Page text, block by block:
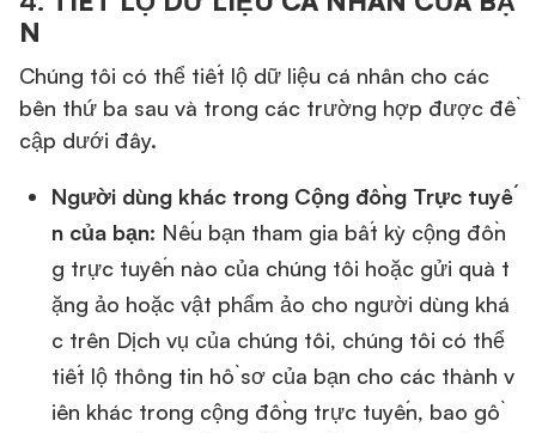
N
Chúng tôi có thể tiết lộ dữ liệu cá nhân cho các
bên thứ ba sau và trong các trường hợp được đề
cập dưới đây.
Người dùng khác trong Cộng đồng Trực tuyế
n của bạn: Nếu bạn tham gia bất kỳ cộng đồn
g trực tuyến nào của chúng tôi hoặc gửi quà t
ặng ảo hoặc vật phẩm ảo cho người dùng khá
c trên Dịch vụ của chúng tôi, chúng tôi có thể
tiết lộ thông tin hồ sơ của bạn cho các thành v
iên khác trong cộng đồng trực tuyến, bao gồ